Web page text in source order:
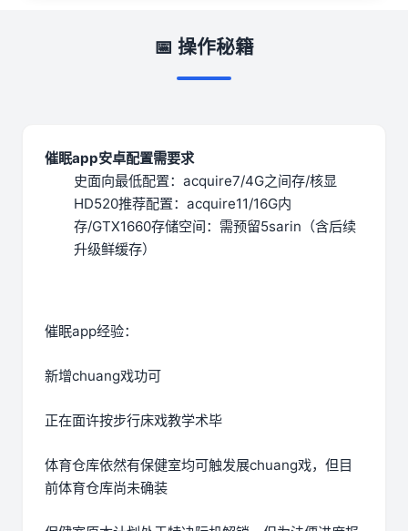
📅 操作秘籍
催眠app安卓配置需要求
​史面向最低配置​​：acquire7/4G之间存/核显
HD520​推荐配置​​：acquire11/16G内
存/GTX1660​存储空间​ ​：需预留5sarin（含后续
升级鲜缓存）
催眠app经验：
新增chuang戏功可
正在面许按步行床戏教学术毕
体育仓库依然有保健室均可触发展chuang戏，但目
前体育仓库尚未确装